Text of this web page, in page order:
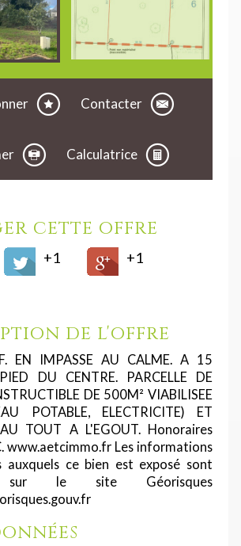
Contacter
Calculatrice
cette offre
+1 +1
de l'offre
EN IMPASSE AU CALME. A 15
DU CENTRE. PARCELLE DE
DE 500M² VIABILISEE
POTABLE, ELECTRICITE) ET
AU TOUT A L'EGOUT. Honoraires
www.aetcimmo.fr Les informations
auxquels ce bien est exposé sont
sur le site Géorisques